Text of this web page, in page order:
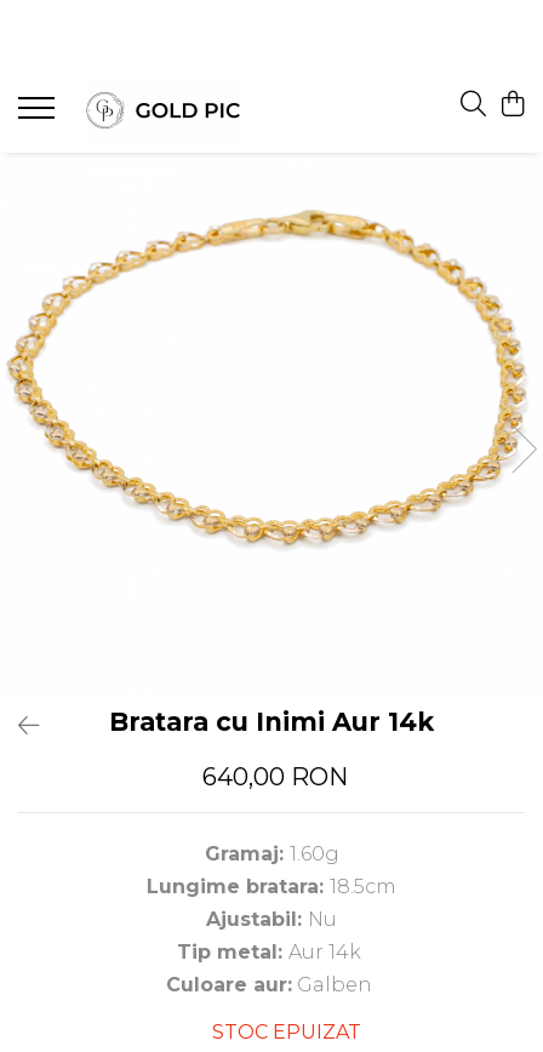
Bratara cu Inimi Aur 14k
640,00 RON
Gramaj: 1.60g
Lungime bratara: 18.5cm
Ajustabil: Nu
Tip metal: Aur 14k
Culoare aur: Galben
STOC EPUIZAT